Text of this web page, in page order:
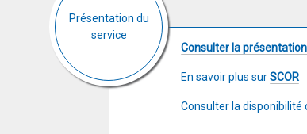
Présentation du
service
Consulter la
En savoir plus surSCOR
​Consulter la disponibilité